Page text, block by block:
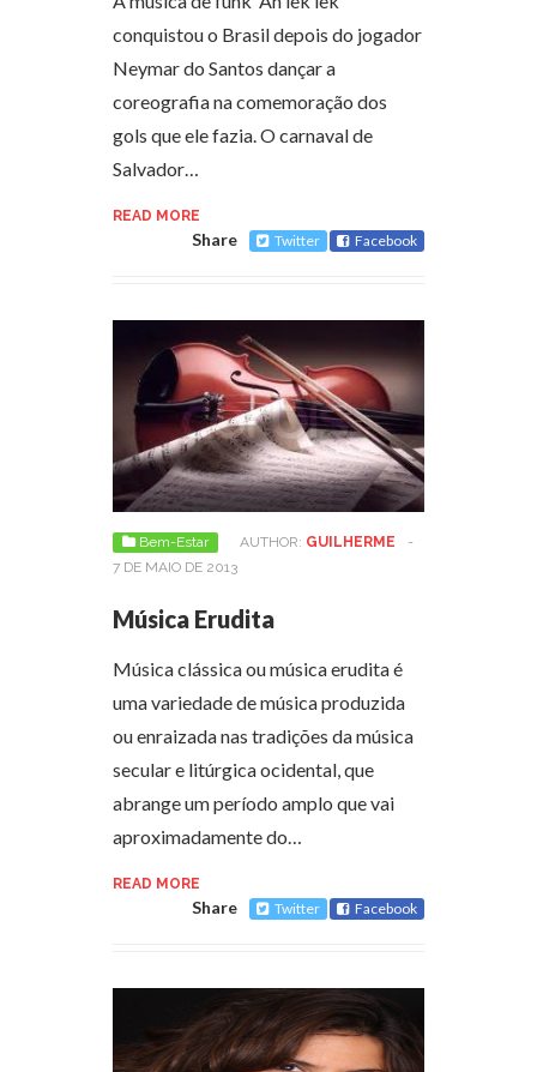
conquistou o Brasil depois do jogador
Neymar do Santos dançar a
coreografia na comemoração dos
gols que ele fazia. O carnaval de
Salvador…
READ MORE
Share Twitter Facebook
Bem-Estar AUTHOR: GUILHERME
-
7 DE MAIO DE 2013
Música Erudita
Música clássica ou música erudita é
uma variedade de música produzida
ou enraizada nas tradições da música
secular e litúrgica ocidental, que
abrange um período amplo que vai
aproximadamente do…
READ MORE
Share Twitter Facebook